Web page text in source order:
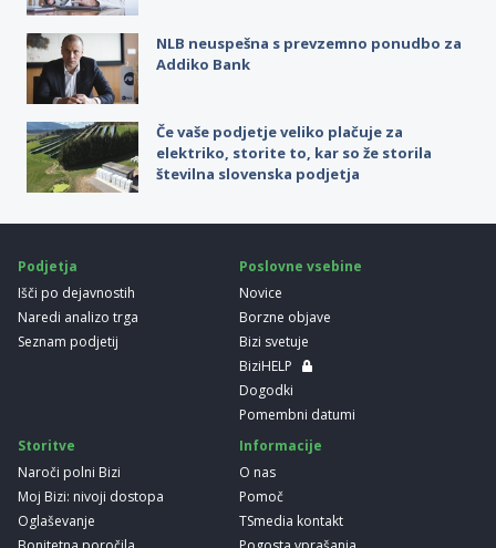
NLB neuspešna s prevzemno ponudbo za
Addiko Bank
Če vaše podjetje veliko plačuje za
elektriko, storite to, kar so že storila
številna slovenska podjetja
Podjetja
Išči po dejavnostih
Naredi analizo trga
Seznam podjetij
Poslovne vsebine
Novice
Borzne objave
Bizi svetuje
BiziHELP
Dogodki
Pomembni datumi
Storitve
Naroči polni Bizi
Moj Bizi: nivoji dostopa
Oglaševanje
Informacije
O nas
Pomoč
TSmedia kontakt